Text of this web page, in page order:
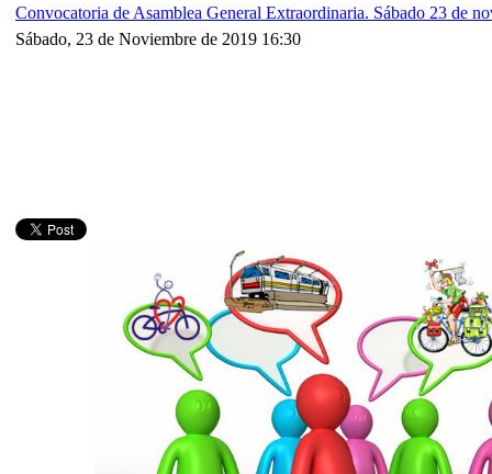
Convocatoria de Asamblea General Extraordinaria. Sábado 23 de
Sábado, 23 de Noviembre de 2019 16:30